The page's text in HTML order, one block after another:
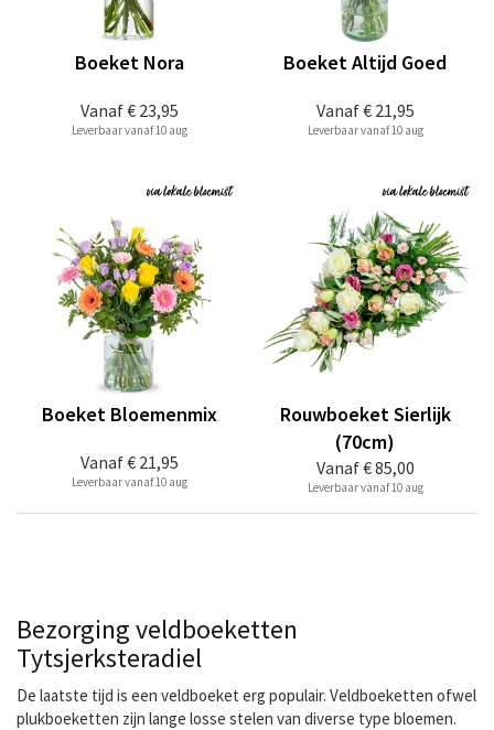
Vanaf€ 23,95
Boeket Nora
Leverbaar vanaf 10 aug
Vanaf€ 21,95
Boeket Altijd Goed
Leverbaar vanaf 10 aug
Vanaf€ 21,95
Boeket Bloemenmix
Leverbaar vanaf 10 aug
Vanaf€ 85,00
Rouwboeket Sierlijk
(70cm)
Leverbaar vanaf 10 aug
Bezorging veldboeketten
Tytsjerksteradiel
De laatste tijd is een veldboeket erg populair. Veldboeketten ofwel
plukboeketten zijn lange losse stelen van diverse type bloemen.